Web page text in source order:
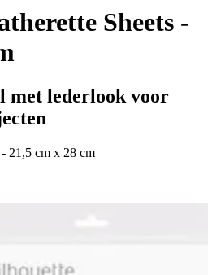
Sheets -
met lederlook voor
- 21,5 cm x 28 cm